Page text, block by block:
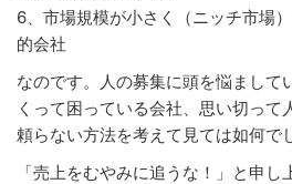
6、市場規模が小さく（ニッチ市場
的会社
なのです。人の募集に頭を悩まして
くって困っている会社、思い切って
頼らない方法を考えて見ては如何で
「売上をむやみに追うな！」と申